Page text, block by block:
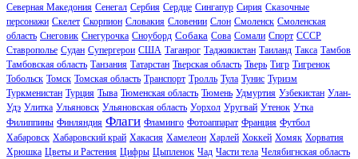
Северная Македония Сенегал Сербия Сердце Сингапур Сирия Сказочные
персонажи Скелет Скорпион Словакия Словении Слон Смоленск Смоленская
область Снеговик Снегурочка Сноуборд Собака Сова Сомали Спорт СССР
Ставрополье Судан Супергерои США Таганрог Таджикистан Таиланд Такса Тамбов
Тамбовская область Танзания Татарстан Тверская область Тверь Тигр Тигренок
Тобольск Томск Томская область Транспорт Тролль Тула Тунис Туризм
Туркменистан Турция Тыва Тюменская область Тюмень Удмуртия Узбекистан Улан-
Удэ Улитка Ульяновск Ульяновская область Уорхол Уругвай Утенок Утка
Филиппины Финляндия Флаги Фламинго Фотоаппарат Франция Футбол
Хабаровск Хабаровский край Хакасия Хамелеон Харлей Хоккей Хомяк Хорватия
Хрюшка Цветы и Растения Цифры Цыпленок Чад Части тела Челябигнская область